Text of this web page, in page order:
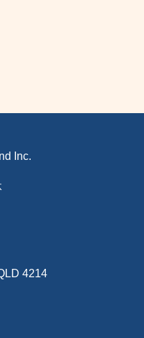
Inc.
4214